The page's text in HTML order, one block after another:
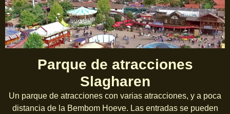
Parque de atracciones
Slagharen
Un parque de atracciones con varias atracciones, y a poca
distancia de la Bembom Hoeve. Las entradas se pueden